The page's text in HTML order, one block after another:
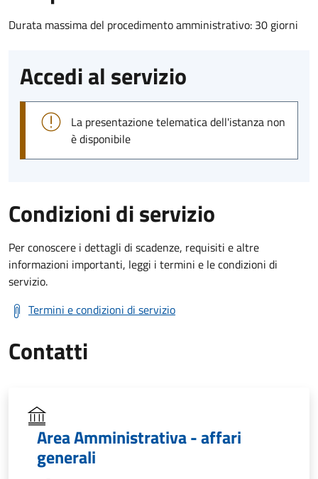
Durata massima del procedimento amministrativo: 30 giorni
Accedi al servizio
La presentazione telematica dell'istanza non
è disponibile
Condizioni di servizio
Per conoscere i dettagli di scadenze, requisiti e altre
informazioni importanti, leggi i termini e le condizioni di
servizio.
Termini e condizioni di servizio
Contatti
Area Amministrativa - affari
generali